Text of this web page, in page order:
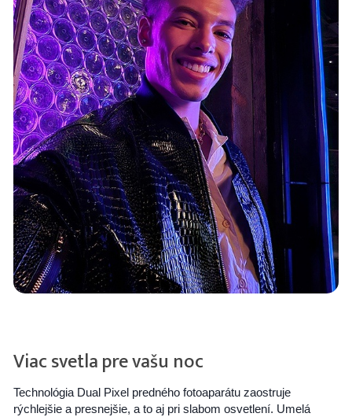
Viac svetla pre vašu noc
Technológia Dual Pixel predného fotoaparátu zaostruje
rýchlejšie a presnejšie, a to aj pri slabom osvetlení. Umelá